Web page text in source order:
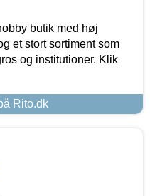
butik med høj
et stort sortiment som
og institutioner. Klik
Rito.dk